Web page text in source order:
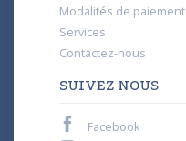
Modalités de paiement
Services
Contactez-nous
SUIVEZ NOUS
Facebook